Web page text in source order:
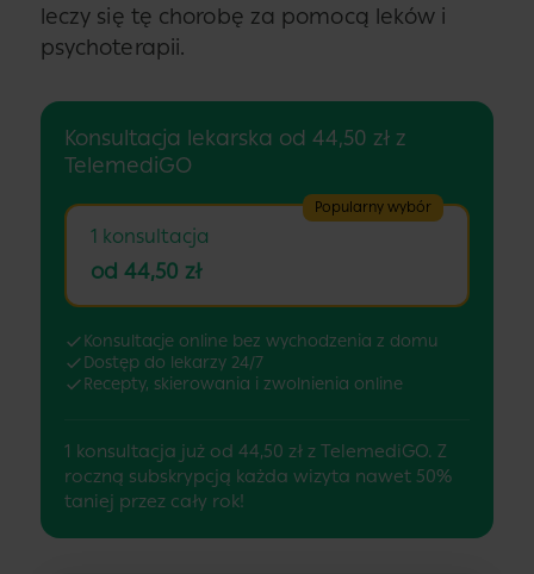
leczy się tę chorobę za pomocą leków i
psychoterapii.
Konsultacja lekarska od 44,50 zł z
TelemediGO
Popularny wybór
1 konsultacja
od 44,50 zł
Konsultacje online bez wychodzenia z domu
Dostęp do lekarzy 24/7
Recepty, skierowania i zwolnienia online
1 konsultacja już od 44,50 zł z TelemediGO. Z
roczną subskrypcją każda wizyta nawet 50%
taniej przez cały rok!